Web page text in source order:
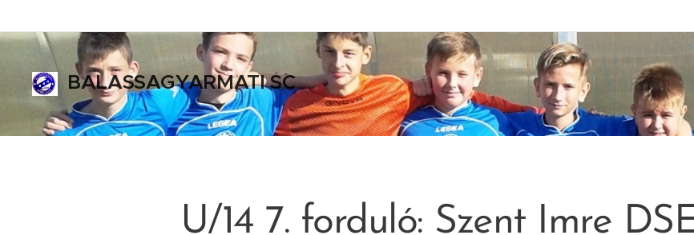
BALASSAGYARMATI SC
ALASSAGYARMATI SPORT CLUB
U/14 7. forduló: Szent Imre